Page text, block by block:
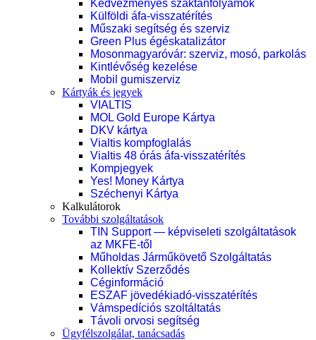
Kedvezményes szaktanfolyamok
Külföldi áfa-visszatérítés
Műszaki segítség és szerviz
Green Plus égéskatalizátor
Mosonmagyaróvár: szerviz, mosó, parkolás
Kintlévőség kezelése
Mobil gumiszerviz
Kártyák és jegyek
VIALTIS
MOL Gold Europe Kártya
DKV kártya
Vialtis kompfoglalás
Vialtis 48 órás áfa-visszatérítés
Kompjegyek
Yes! Money Kártya
Széchenyi Kártya
Kalkulátorok
További szolgáltatások
TIN Support — képviseleti szolgáltatások
az MKFE-től
Műholdas Járműkövető Szolgáltatás
Kollektív Szerződés
Céginformáció
ESZAF jövedékiadó-visszatérítés
Vámspedíciós szoltáltatás
Távoli orvosi segítség
Ügyfélszolgálat, tanácsadás